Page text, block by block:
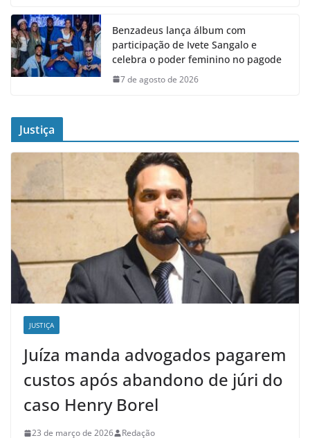
Benzadeus lança álbum com
participação de Ivete Sangalo e
celebra o poder feminino no pagode
7 de agosto de 2026
Justiça
JUSTIÇA
Juíza manda advogados pagarem
custos após abandono de júri do
caso Henry Borel
23 de março de 2026 Redação